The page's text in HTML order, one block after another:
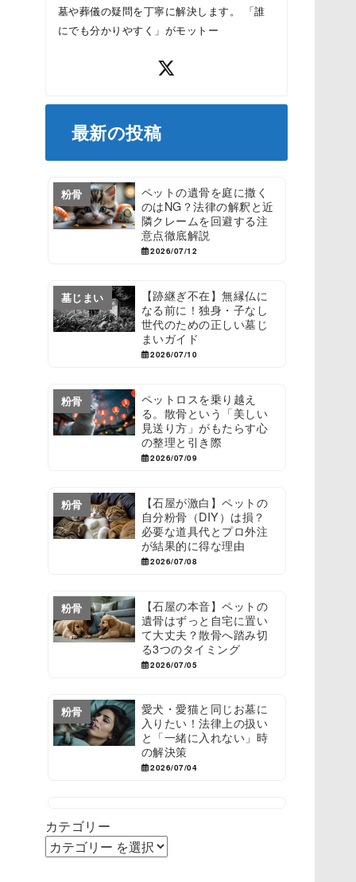
墓や葬儀の疑問を丁寧に解決します。 「誰
にでも分かりやすく」がモットー
最新の投稿
粉骨
ペットの遺骨を庭に撒く
のはNG？法律の解釈と近
隣クレームを回避する注
意点徹底解説
2026/07/12
墓じまい
【跡継ぎ不在】無縁仏に
なる前に！独身・子なし
世代のための正しい墓じ
まいガイド
2026/07/10
粉骨
ペットロスを乗り越え
る。散骨という「美しい
見送り方」がもたらす心
の整理と引き際
2026/07/09
粉骨
【石屋が激白】ペットの
自分粉骨（DIY）は損？
必要な道具代とプロ外注
が結果的に得な理由
2026/07/08
粉骨
【石屋の本音】ペットの
遺骨はずっと自宅に置い
て大丈夫？散骨へ踏み切
る3つのタイミング
2026/07/05
粉骨
愛犬・愛猫と同じお墓に
入りたい！法律上の扱い
と「一緒に入れない」時
の解決策
2026/07/04
カテゴリー